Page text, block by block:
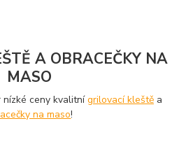
A OBRACEČKY NA
MASO
nízké ceny kvalitnígrilovací kleštěa
na maso!